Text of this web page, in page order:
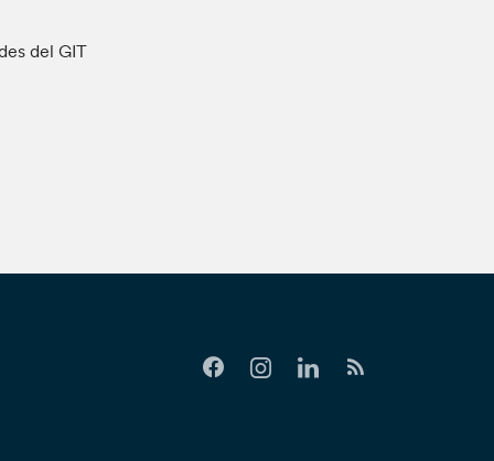
del GIT